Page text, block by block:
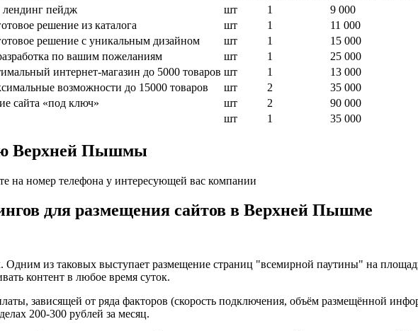
лендинг пейдж шт 1 9 000
решение из каталога шт 1 11 000
решение с уникальным дизайном шт 1 15 000
по вашим пожеланиям шт 1 25 000
интернет-магазин до 5000 товаров шт 1 13 000
возможности до 15000 товаров шт 2 35 000
сайта «под ключ» шт 2 90 000
шт 1 35 000
Верхней Пышмы
на номер телефона у интересующей вас компании
для размещения сайтов в Верхней Пышме
Одним из таковых выступает размещение страниц "всемирной паутины" на
контент в любое время суток.
зависящей от ряда факторов (скорость подключения, объём размещённой
200-300 рублей за месяц.